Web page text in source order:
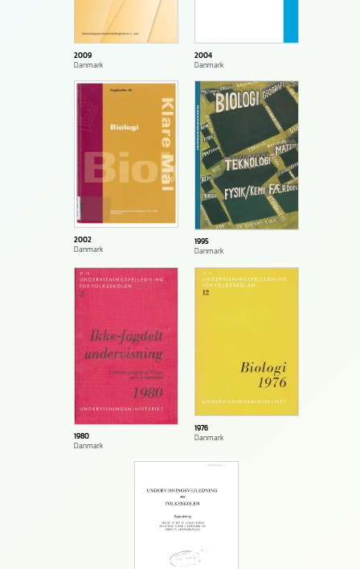
2009
Danmark
2004
Danmark
2002
Danmark
1995
Danmark
1980
Danmark
1976
Danmark